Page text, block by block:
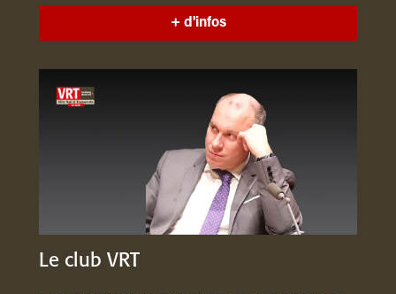
+ d'infos
Le club VRT